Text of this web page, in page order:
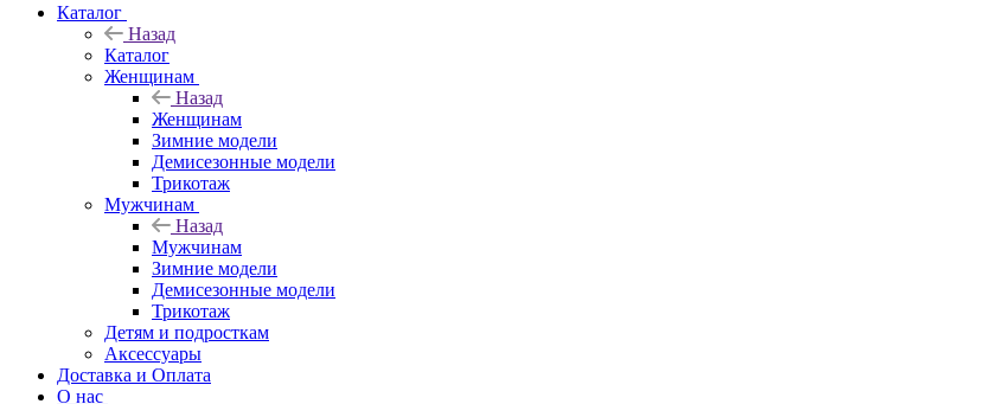
Каталог
Назад
Каталог
Женщинам
Назад
Женщинам
Зимние модели
Демисезонные модели
Трикотаж
Мужчинам
Назад
Мужчинам
Зимние модели
Демисезонные модели
Трикотаж
Детям и подросткам
Аксессуары
Доставка и Оплата
О нас